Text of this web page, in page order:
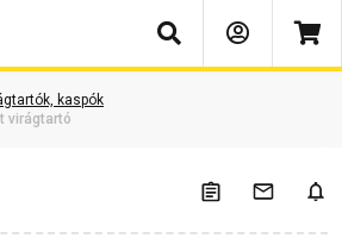
Keresés
kaspók
virágtartó